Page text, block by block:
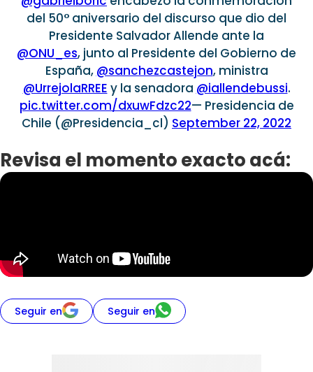
del 50° aniversario del discurso que dio del
Presidente Salvador Allende ante la
@ONU_es, junto al Presidente del Gobierno de
España, @sanchezcastejon, ministra
@UrrejolaRREE y la senadora @iallendebussi.
pic.twitter.com/dxuwFdzc22— Presidencia de
Chile (@Presidencia_cl) September 22, 2022
Revisa el momento exacto acá:
Seguir en Seguir en